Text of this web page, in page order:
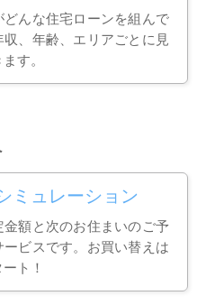
どんな住宅ローンを組んで
収、年齢、エリアごとに見
す。
ミュレーション
金額と次のお住まいのご予
ービスです。お買い替えは
ト！